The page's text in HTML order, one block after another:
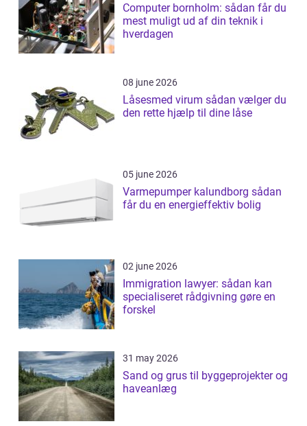
Computer bornholm: sådan får du
mest muligt ud af din teknik i
hverdagen
08 june 2026
Låsesmed virum sådan vælger du
den rette hjælp til dine låse
05 june 2026
Varmepumper kalundborg sådan
får du en energieffektiv bolig
02 june 2026
Immigration lawyer: sådan kan
specialiseret rådgivning gøre en
forskel
31 may 2026
Sand og grus til byggeprojekter og
haveanlæg